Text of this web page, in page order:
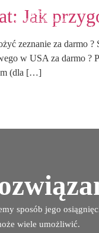
Oferta
kompleksowe
kompetencje
i
Jak
zeznanie za darmo
w USA za darmo ?
(dla […]
sposób jego
wiele umożliwić.